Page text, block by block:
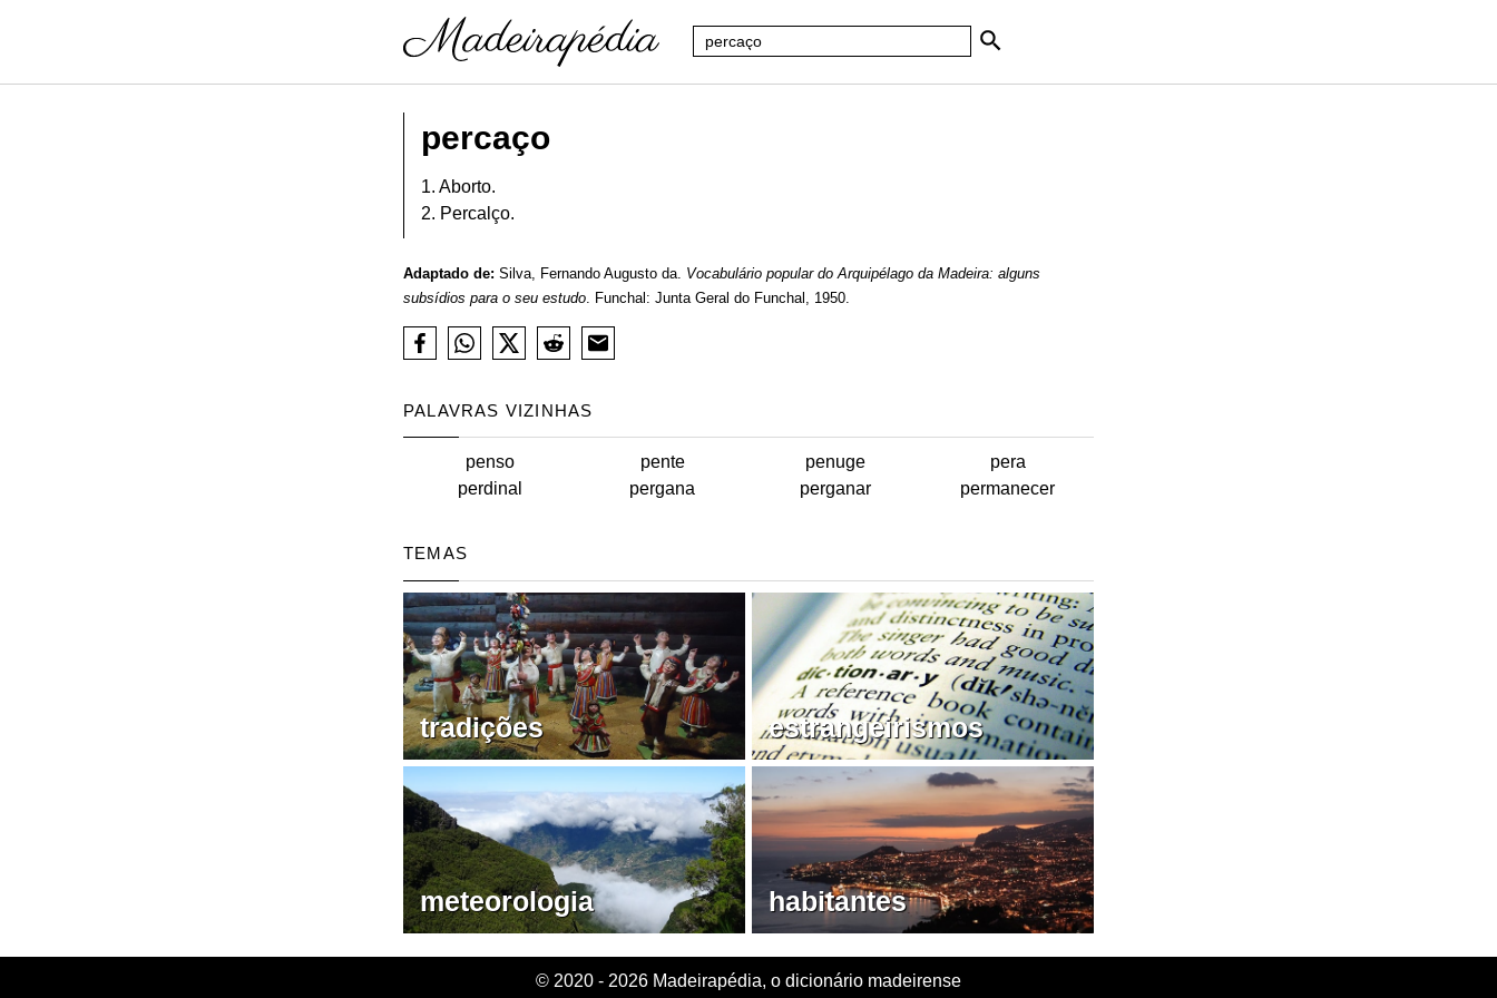
percaço
1. Aborto.
2. Percalço.
Adaptado de: Silva, Fernando Augusto da. Vocabulário popular do Arquipélago da Madeira: alguns
subsídios para o seu estudo. Funchal: Junta Geral do Funchal, 1950.
PALAVRAS VIZINHAS
penso pente penuge
pera
perdinal
pergana perganar permanecer
TEMAS
tradições estrangeirismos
meteorologia habitantes
© 2020 - 2026 Madeirapédia, o dicionário madeirense